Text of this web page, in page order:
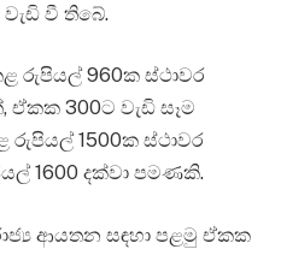
වී තිබේ.
රුපියල් 960ක ස්ථාවර
ඒකක 300ට වැඩි ‍සෑම
රුපියල් 1500ක ස්ථාවර
1600 දක්වා පමණකි.
ආයතන සඳහා පළමු ඒකක